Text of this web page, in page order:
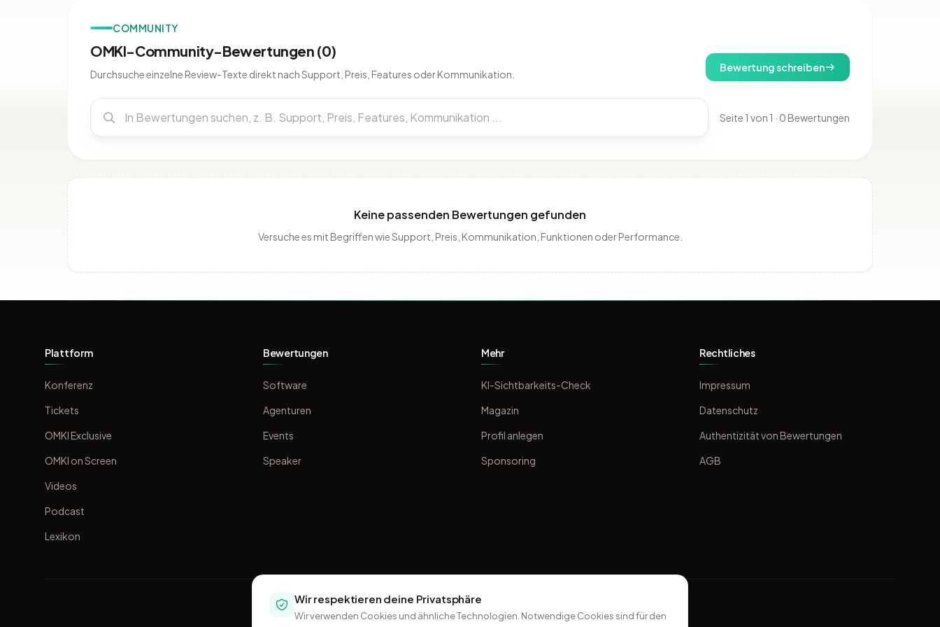
COMMUNITY
OMKI-Community-Bewertungen (0)
Durchsuche einzelne Review-Texte direkt nach Support, Preis, Features oder Kommunikation.
Bewertung schreiben
Seite 1 von 1 · 0 Bewertungen
Keine passenden Bewertungen gefunden
Versuche es mit Begriffen wie Support, Preis, Kommunikation, Funktionen oder Performance.
Plattform
Konferenz
Tickets
OMKI Exclusive
OMKI on Screen
Videos
Podcast
Lexikon
Bewertungen
Software
Agenturen
Events
Speaker
Mehr
KI-Sichtbarkeits-Check
Magazin
Profil anlegen
Sponsoring
Rechtliches
Impressum
Datenschutz
Authentizität von Bewertungen
AGB
Wir respektieren deine Privatsphäre
Wir verwenden Cookies und ähnliche Technologien. Notwendige Cookies sind für den